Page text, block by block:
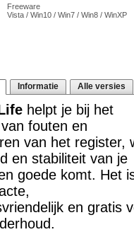
Freeware
Vista / Win10 / Win7 / Win8 / WinXP
Informatie Alle versies
helpt je bij het
fouten en
van het register,
en stabiliteit van je
goede komt. Het
en gratis